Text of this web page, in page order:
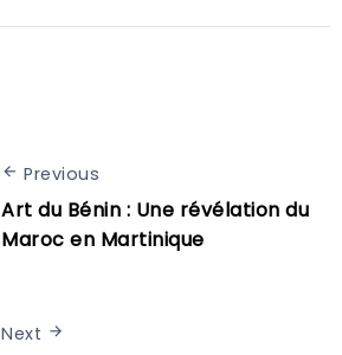
Previous
Art du Bénin : Une révélation du
Maroc en Martinique
Next